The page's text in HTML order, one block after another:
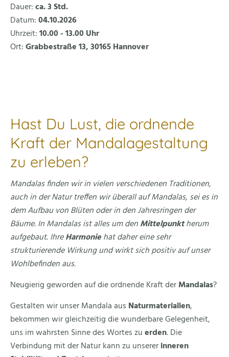
Dauer:ca. 3 Std.
Datum:04.10.2026
Uhrzeit:10.00 - 13.00 Uhr
Ort:Grabbestraße 13, 30165 Hannover
Hast Du Lust, die ordnende
Kraft der Mandalagestaltung
zu erleben?
Mandalas finden wir in vielen verschiedenen Traditionen,
auch in der Natur treffen wir überall auf Mandalas, sei es in
dem Aufbau von Blüten oder in den Jahresringen der
Bäume. In Mandalas ist alles um denMittelpunktherum
aufgebaut. IhreHarmoniehat daher eine sehr
strukturierende Wirkung und wirkt sich positiv auf unser
Wohlbefinden aus.
Neugierig geworden auf die ordnende Kraft derMandalas?
Gestalten wir unser Mandala aus Naturmaterialien,
bekommen wir gleichzeitig die wunderbare Gelegenheit,
uns im wahrsten Sinne des Wortes zuerden. Die
Verbindung mit der Natur kann zu unsererinneren